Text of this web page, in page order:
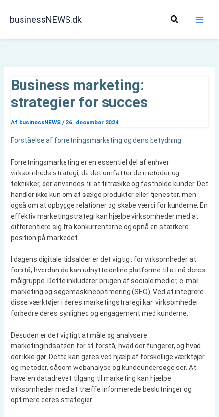
businessNEWS.dk Søg
Business marketing:
strategier for succes
Af businessNEWS / 26. december 2024
Forståelse af forretningsmarketing og dens betydning
Forretningsmarketing er en essentiel del af enhver
virksomheds strategi, da det omfatter de metoder og
teknikker, der anvendes til at tiltrække og fastholde kunder. Det
handler ikke kun om at sælge produkter eller tjenester, men
også om at opbygge relationer og skabe værdi for kunderne. En
effektiv marketingstrategi kan hjælpe virksomheder med at
differentiere sig fra konkurrenterne og opnå en stærkere
position på markedet.
I dagens digitale tidsalder er det vigtigt for virksomheder at
forstå, hvordan de kan udnytte online platforme til at nå deres
målgruppe. Dette inkluderer brugen af sociale medier, e-mail
marketing og søgemaskineoptimering (SEO). Ved at integrere
disse værktøjer i deres marketingstrategi kan virksomheder
forbedre deres synlighed og engagement med kunderne.
Desuden er det vigtigt at måle og analysere
marketingindsatsen for at forstå, hvad der fungerer, og hvad
der ikke gør. Dette kan gøres ved hjælp af forskellige værktøjer
og metoder, såsom webanalyse og kundeundersøgelser. At
have en datadrevet tilgang til marketing kan hjælpe
virksomheder med at træffe informerede beslutninger og
optimere deres strategier.